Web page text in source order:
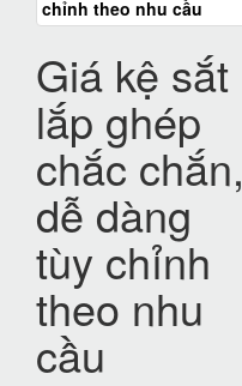
Giá kệ sắt
lắp ghép
chắc chắn,
dễ dàng
tùy chỉnh
theo nhu
cầu